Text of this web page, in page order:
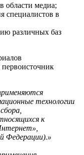
области медиа;
специалистов в
различных баз
технологии
к
Федерации).»